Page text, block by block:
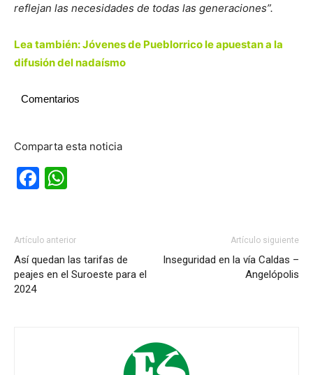
reflejan las necesidades de todas las generaciones”.
Lea también: Jóvenes de Pueblorrico le apuestan a la
difusión del nadaísmo
Comentarios
Comparta esta noticia
Facebook
Artículo anterior
Así quedan las tarifas de
peajes en el Suroeste para el
2024
Artículo siguiente
Inseguridad en la vía Caldas –
Angelópolis